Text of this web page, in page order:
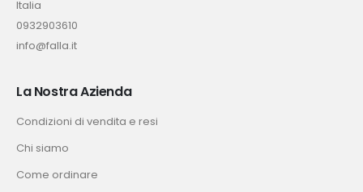
Italia
0932903610
info@falla.it
La Nostra Azienda
Condizioni di vendita e resi
Chi siamo
Come ordinare